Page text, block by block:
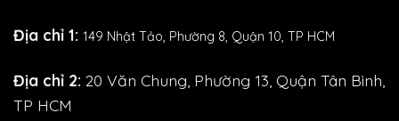
Địa chỉ 1: 149 Nhật Tảo, Phường 8, Quận 10, TP HCM
Địa chỉ 2: 20 Văn Chung, Phường 13, Quận Tân Bình,
TP HCM